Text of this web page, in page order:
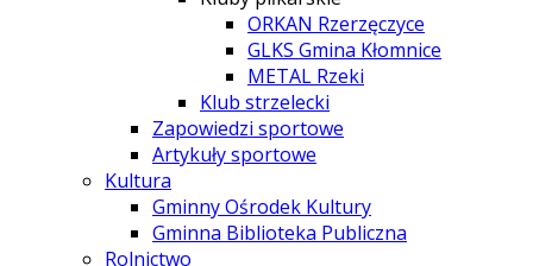
ORKAN Rzerzęczyce
GLKS Gmina Kłomnice
METAL Rzeki
Klub strzelecki
Zapowiedzi sportowe
Artykuły sportowe
Kultura
Gminny Ośrodek Kultury
Gminna Biblioteka Publiczna
Rolnictwo